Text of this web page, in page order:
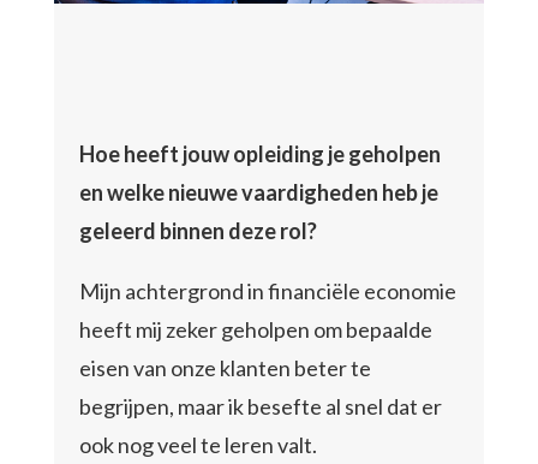
Hoe heeft jouw opleiding je geholpen
en welke nieuwe vaardigheden heb je
geleerd binnen deze rol?
Mijn achtergrond in financiële economie
heeft mij zeker geholpen om bepaalde
eisen van onze klanten beter te
begrijpen, maar ik besefte al snel dat er
ook nog veel te leren valt.